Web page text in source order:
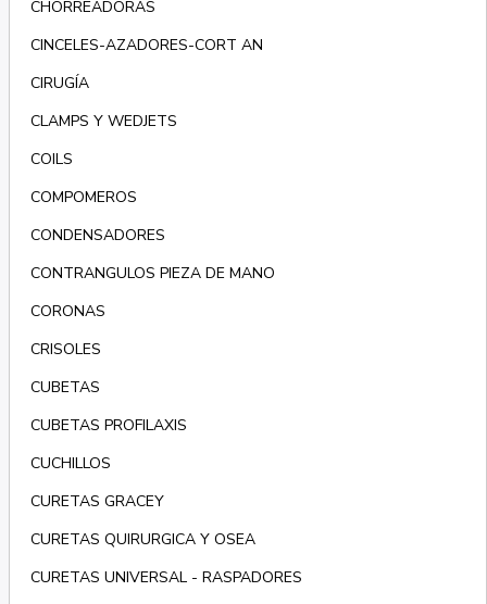
CHORREADORAS
CINCELES-AZADORES-CORT AN
CIRUGÍA
CLAMPS Y WEDJETS
COILS
COMPOMEROS
CONDENSADORES
CONTRANGULOS PIEZA DE MANO
CORONAS
CRISOLES
CUBETAS
CUBETAS PROFILAXIS
CUCHILLOS
CURETAS GRACEY
CURETAS QUIRURGICA Y OSEA
CURETAS UNIVERSAL - RASPADORES